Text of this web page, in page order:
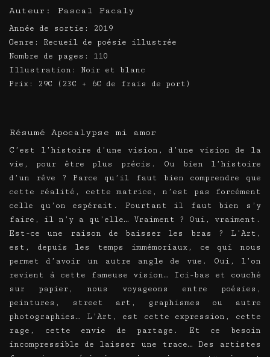
Auteur: Pascal Pacaly
Année de sortie: 2019
Genre: Recueil de poésie illustrée
Nombre de pages: 110
Illustration: Noir et blanc
Prix: 29€ (23€ + 6€ de frais de port)
Résumé Apocalypse mi amor
C’est l’histoire d’une vision, d’une vision de la
vie, pour être plus précis. Ou bien l’histoire
d’un rêve ? Parce qu’il faut bien comprendre que
cette réalité, cette matrice, n’est pas forcément
celle qu’on espérait. Pourtant il faut bien s’y
faire, il n’y a qu’elle… Vraiment ? Oui, vraiment.
Est-ce une raison de baisser les bras ? L’Art,
est, depuis les temps immémoriaux, ce qui nous
permet d’avoir un autre angle de vue. Oui, l’on
revient à cette fameuse vision… Ici-bas et couché
sur papier, nous voyageons entre poésies,
peintures, street art, graphismes ou autre
photographies… L’Art, est cette expression, cette
rage, cette envie de partage. Et ce besoin
incompressible de laisser une trace… Des artistes